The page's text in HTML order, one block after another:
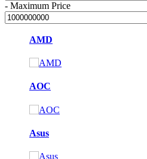
- Maximum Price
AMD
AOC
Asus